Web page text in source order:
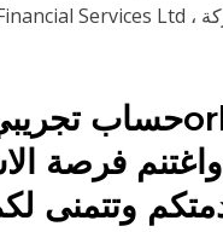
واغتنم فرصة